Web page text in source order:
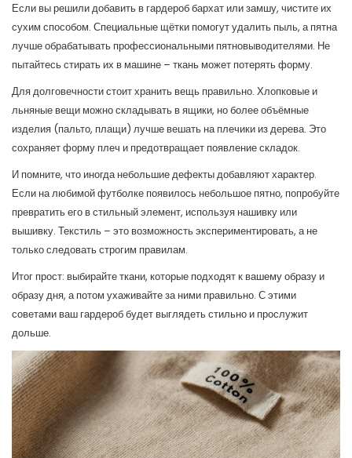
Если вы решили добавить в гардероб бархат или замшу, чистите их
сухим способом. Специальные щётки помогут удалить пыль, а пятна
лучше обрабатывать профессиональными пятновыводителями. Не
пытайтесь стирать их в машине – ткань может потерять форму.
Для долговечности стоит хранить вещь правильно. Хлопковые и
льняные вещи можно складывать в ящики, но более объёмные
изделия (пальто, плащи) лучше вешать на плечики из дерева. Это
сохраняет форму плеч и предотвращает появление складок.
И помните, что иногда небольшие дефекты добавляют характер.
Если на любимой футболке появилось небольшое пятно, попробуйте
превратить его в стильный элемент, используя нашивку или
вышивку. Текстиль – это возможность экспериментировать, а не
только следовать строгим правилам.
Итог прост: выбирайте ткани, которые подходят к вашему образу и
образу дня, а потом ухаживайте за ними правильно. С этими
советами ваш гардероб будет выглядеть стильно и прослужит
дольше.